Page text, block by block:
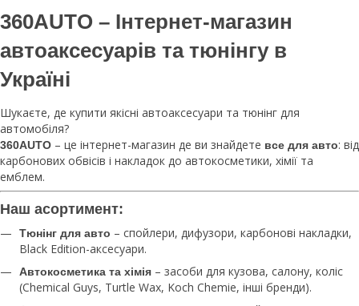
360AUTO – Інтернет-магазин
автоаксесуарів та тюнінгу в
Україні
Шукаєте, де купити якісні автоаксесуари та тюнінг для
автомобіля?
360AUTO – це інтернет-магазин де ви знайдете все для авто: від
карбонових обвісів і накладок до автокосметики, хімії та
емблем.
Наш асортимент:
Тюнінг для авто – спойлери, дифузори, карбонові накладки,
Black Edition-аксесуари.
Автокосметика та хімія – засоби для кузова, салону, коліс
(Chemical Guys, Turtle Wax, Koch Chemie, інші бренди).